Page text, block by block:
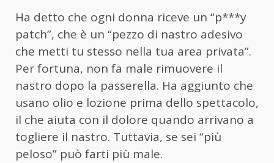
Ha detto che ogni donna riceve un “p***y
patch”, che è un “pezzo di nastro adesivo
che metti tu stesso nella tua area privata”.
Per fortuna, non fa male rimuovere il
nastro dopo la passerella. Ha aggiunto che
usano olio e lozione prima dello spettacolo,
il che aiuta con il dolore quando arrivano a
togliere il nastro. Tuttavia, se sei “più
peloso” può farti più male.